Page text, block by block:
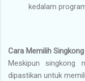
kedalam
Cara Memilih Singkong
Meskipun singkong
dipastikan untuk